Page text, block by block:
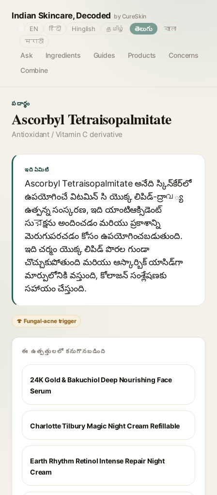
Indian Skincare, Decoded by CureSkin
Ask Ingredients Guides Products
Concerns
Combine
EN हिंदी Hinglish தமிழ் తెలుగు
বাংলা
मराठी
పదార్థం
Ascorbyl Tetraisopalmitate
Antioxidant / Vitamin C derivative
ఇది ఏమిటి
Ascorbyl Tetraisopalmitate అనేది స్కిన్‌కేర్‌లో
ఉపయోగించే విటమిన్ సి యొక్క లిపిడ్-ద్రాവ్య
ఉత్పన్న సంస్కరణ, ఇది యాంటిఆక్సిడెంట్
సుরక్షను అందించడం మరియు ప్రకాశాన్ని
మెరుగుపరచడం కోసం ఉపయోగించబడుతుంది.
ఇది చర్మం యొక్క లిపిడ్ పొరల గుండా
చొచ్చుకుపోతుంది మరియు ఆస్కార్బిక్ యాసిడ్‌గా
మార్పులోనికి వస్తుంది, కోలాజన్ సంశ్లేషణకు
సహాయం చేస్తుంది.
🍄 Fungal-acne trigger
ఈ ఉత్పత్తులలో కనుగొనబడింది
24K Gold & Bakuchiol Deep Nourishing Face
Serum
Charlotte Tilbury Magic Night Cream Refillable
Earth Rhythm Retinol Intense Repair Night
Cream